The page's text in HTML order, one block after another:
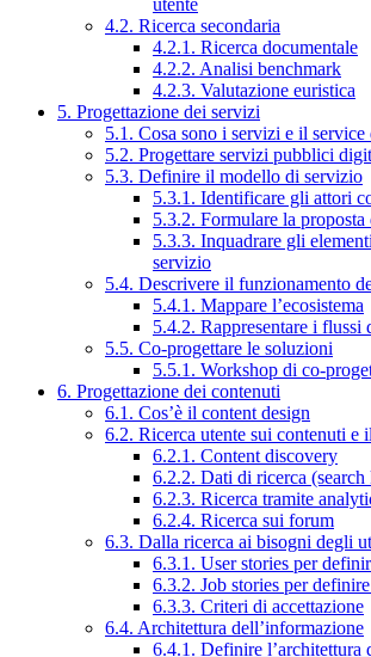
utente
4.2. Ricerca secondaria
4.2.1. Ricerca documentale
4.2.2. Analisi benchmark
4.2.3. Valutazione euristica
5. Progettazione dei servizi
5.1. Cosa sono i servizi e il service
5.2. Progettare servizi pubblici
5.3. Definire il modello di servizio
5.3.1. Identificare gli attori
5.3.2. Formulare la
5.3.3. Inquadrare gli
servizio
5.4. Descrivere il funzionamento
5.4.1. Mappare l’ecosistema
5.4.2. Rappresentare i flussi
5.5. Co-progettare le soluzioni
5.5.1. Workshop di co-
6. Progettazione dei contenuti
6.1. Cos’è il content design
6.2. Ricerca utente sui contenuti e
6.2.1. Content discovery
6.2.2. Dati di ricerca
6.2.3. Ricerca tramite
6.2.4. Ricerca sui forum
6.3. Dalla ricerca ai bisogni degli
6.3.1. User stories per
6.3.2. Job stories per
6.3.3. Criteri di accettazione
6.4. Architettura dell’informazione
6.4.1. Definire l’architettura